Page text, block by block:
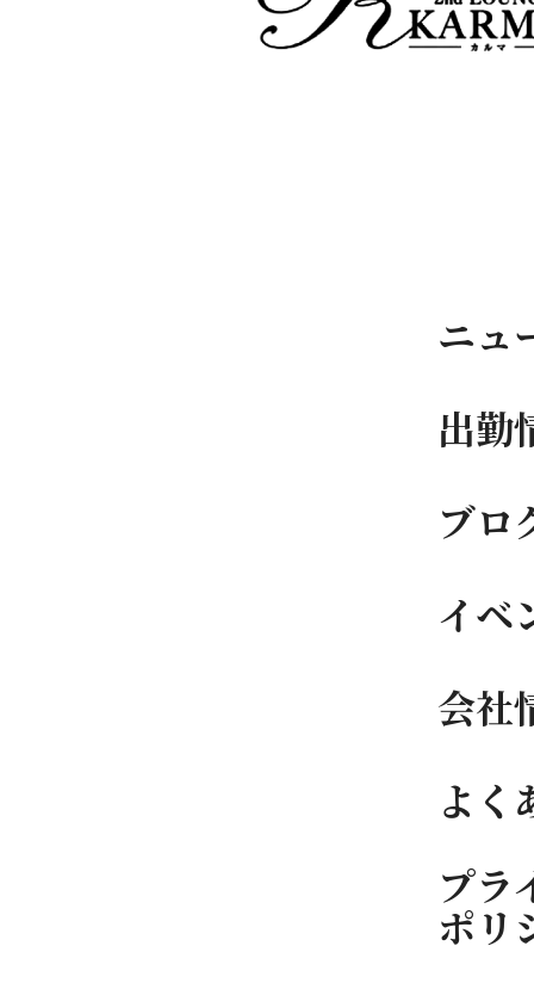
ニュ
出勤
ブロ
イベ
会社
よく
プラ
ポリ